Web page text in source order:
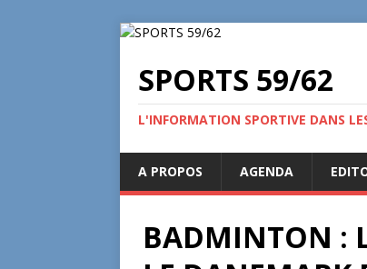
SPORTS 59/62
L'INFORMATION SPORTIVE DANS
A PROPOS AGENDA
BADMINTON :